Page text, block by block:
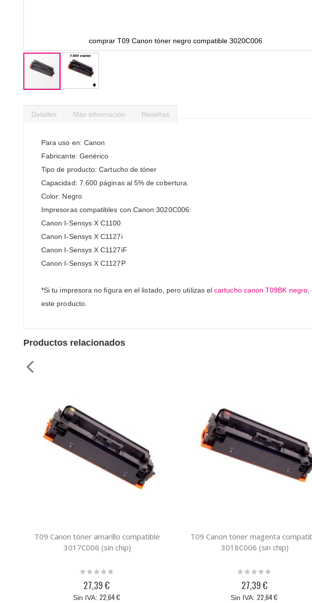
comprar T09 Canon tóner negro compatible 3020C006
comienzo
galería
imágenes
Detalles
Para uso en: Canon
Fabricante: Genérico
Tipo de producto: Cartucho de tóner
Capacidad: 7.600 páginas al 5% de cobertura.
Color: Negro
Impresoras compatibles con Canon 3020C006:
Canon I-Sensys X C1100
Canon I-Sensys X C1127i
Canon I-Sensys X C1127iF
Canon I-Sensys X C1127P
*Si tu impresora no figura en el listado, pero utilizas elcartucho canon T09BK negro,
este producto.
Más información Reseñas
Productos relacionados
T09 Canon tóner amarillo compatible
3017C006 (sin chip)
Rating:
27,39 €
22,64 €
T09 Canon tóner magenta
3018C006 (sin chip)
Rating:
27,39 €
22,64 €